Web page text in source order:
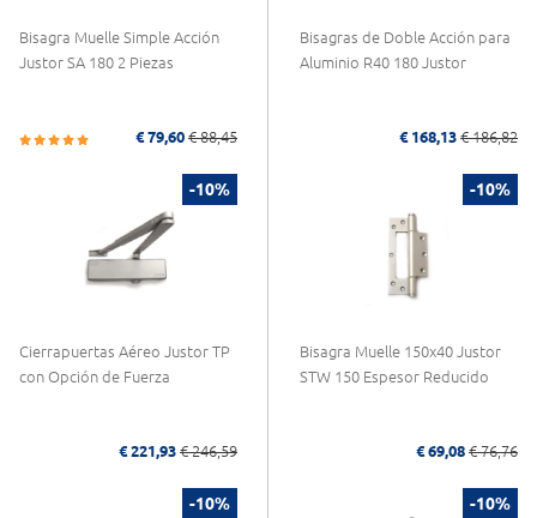
Bisagra Muelle Simple Acción
Justor SA 180 2 Piezas
€ 79,60 € 88,45
Bisagras de Doble Acción para
Aluminio R40 180 Justor
€ 168,13 € 186,82
-10%
Cierrapuertas Aéreo Justor TP
con Opción de Fuerza
€ 221,93 € 246,59
-10%
Bisagra Muelle 150x40 Justor
STW 150 Espesor Reducido
€ 69,08 € 76,76
-10% -10%